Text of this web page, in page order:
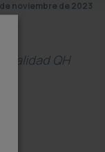
noviembre de 2023
QH